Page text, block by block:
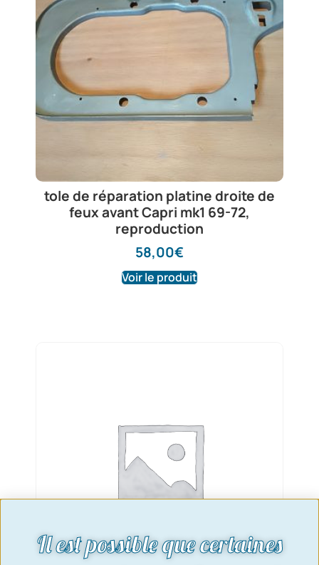
tole de réparation platine droite de
feux avant Capri mk1 69-72,
reproduction
58,00€
Voir le produit
Il est possible que certaines